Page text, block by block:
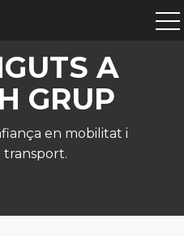
A
GRUP
en mobilitat i
transport.